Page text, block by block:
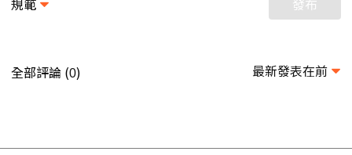
規範 發布
全部評論 (0) 最新發表在前